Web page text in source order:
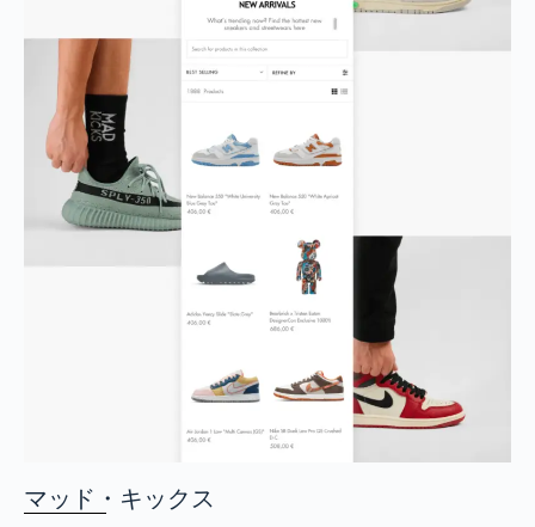
マッド・キックス